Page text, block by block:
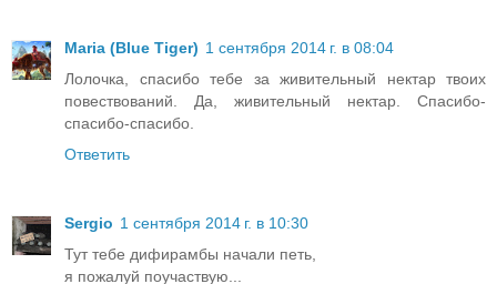
Maria (Blue Tiger) 1 сентября 2014 г. в 08:04
Лолочка, спасибо тебе за живительный нектар твоих
повествований. Да, живительный нектар. Спасибо-
спасибо-спасибо.
Ответить
Sergio 1 сентября 2014 г. в 10:30
Тут тебе дифирамбы начали петь,
я пожалуй поучаствую...